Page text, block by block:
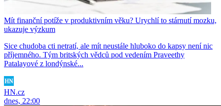
Mít finanční potíže v produktivním věku? Urychlí to stárnutí mozku,
ukazuje výzkum
Sice chudoba cti netratí, ale mít neustále hluboko do kapsy není nic
příjemného. Tým britských vědců pod vedením Praveethy
Patalayové z londýnské...
HN.cz
dnes, 22:00